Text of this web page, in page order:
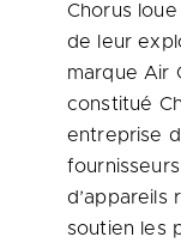
Chorus
de leur
marque Air
constitué
entreprise
d’appareils
soutien les